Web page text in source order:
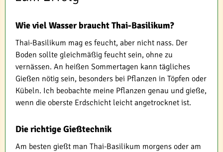
Wie viel Wasser braucht Thai-Basilikum?
Thai-Basilikum mag es feucht, aber nicht nass. Der
Boden sollte gleichmäßig feucht sein, ohne zu
vernässen. An heißen Sommertagen kann tägliches
Gießen nötig sein, besonders bei Pflanzen in Töpfen oder
Kübeln. Ich beobachte meine Pflanzen genau und gieße,
wenn die oberste Erdschicht leicht angetrocknet ist.
Die richtige Gießtechnik
Am besten gießt man Thai-Basilikum morgens oder am